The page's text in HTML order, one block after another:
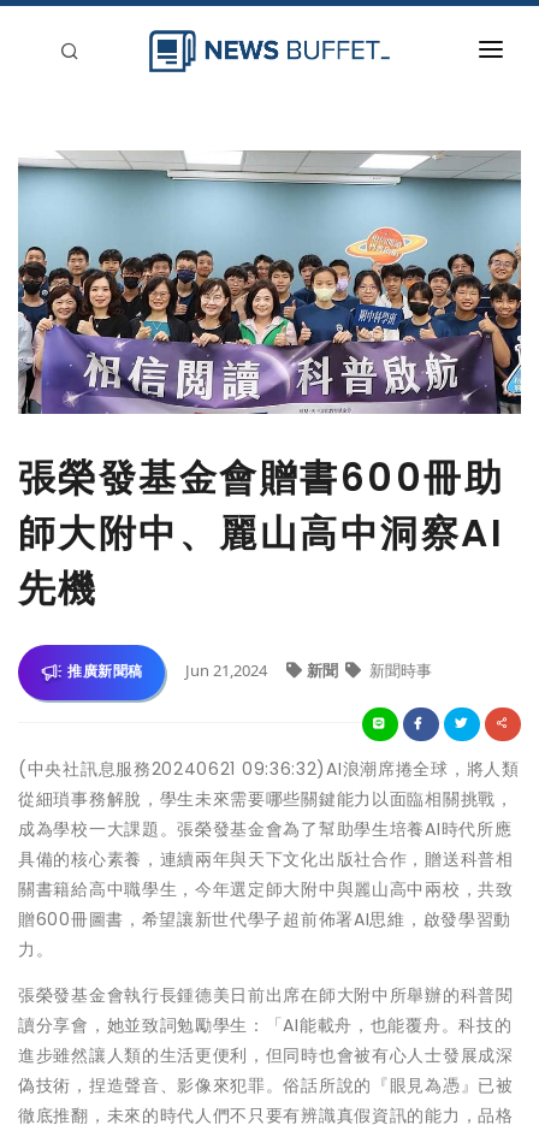
新聞稿分類
刊登
張榮發基金會贈書600冊助
師大附中、麗山高中洞察AI
先機
推廣新聞稿 Jun 21,2024 新聞 新聞時事
(中央社訊息服務20240621 09:36:32)AI浪潮席捲全球，將人類
從細瑣事務解脫，學生未來需要哪些關鍵能力以面臨相關挑戰，
成為學校一大課題。張榮發基金會為了幫助學生培養AI時代所應
具備的核心素養，連續兩年與天下文化出版社合作，贈送科普相
關書籍給高中職學生，今年選定師大附中與麗山高中兩校，共致
贈600冊圖書，希望讓新世代學子超前佈署AI思維，啟發學習動
力。
張榮發基金會執行長鍾德美日前出席在師大附中所舉辦的科普閱
讀分享會，她並致詞勉勵學生：「AI能載舟，也能覆舟。科技的
進步雖然讓人類的生活更便利，但同時也會被有心人士發展成深
偽技術，捏造聲音、影像來犯罪。俗話所說的『眼見為憑』已被
徹底推翻，未來的時代人們不只要有辨識真假資訊的能力，品格